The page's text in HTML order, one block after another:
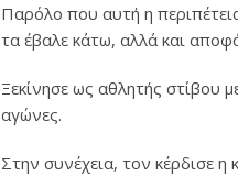
Παρόλο που αυτή η
τα έβαλε κάτω, αλλά και
Ξεκίνησε ως αθλητής
αγώνες.
Στην συνέχεια, τον κέρδισε